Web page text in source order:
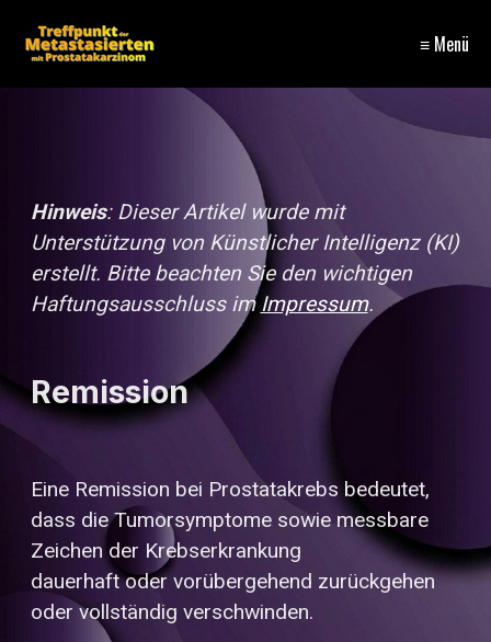
≡ Menü
Hinweis: Dieser Artikel wurde mit
Unterstützung von Künstlicher Intelligenz (KI)
erstellt. Bitte beachten Sie den wichtigen
Haftungsausschluss imImpressum.
Remission
Eine Remission bei Prostatakrebs bedeutet,
dass die Tumorsymptome sowie messbare
Zeichen der Krebserkrankung
dauerhaft oder vorübergehend zurückgehen
oder vollständig verschwinden.